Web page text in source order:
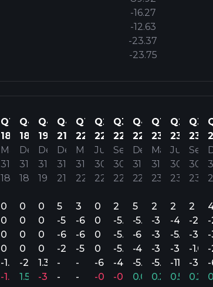
-16.27
-12.63
-23.37
-23.75
Q1
18
März
31’
18
0
0
0
0
-1.03
-1.63%
Q4
18
Dez.
31’
18
0
0
0
0
-2.44
1.54%
Q4
19
Dez.
31’
19
0
0
0
0
1.32
-3.69%
Q4
21
Dez.
31’
21
5
-5.24
-6.83
-2.07
-
-
Q1
22
März
31’
22
3
-6.16
-6.70
-5.16
-
-
Q2
22
Juni
30’
22
0
0
0
0
-6.87
-0.11%
Q3
22
Sep.
30’
22
2
-5.20
-5.40
-5.00
-4.61
-0.13%
Q4
22
Dez.
31’
22
5
-5.42
-6.17
-4.87
-5.94
0.09%
Q1
23
März
31’
23
2
-3.73
-3.90
-3.56
-5.16
0.28%
Q2
23
Juni
30’
23
2
-4.69
-5.89
-3.50
-11.04
0.58%
Q3
23
Sep.
30’
23
2
-2.32
-3.60
-1.05
-3.21
-